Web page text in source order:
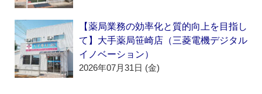
【薬局業務の効率化と質的向上を目指し
て】大手薬局笹崎店（三菱電機デジタル
イノベーション）
2026年07月31日 (金)